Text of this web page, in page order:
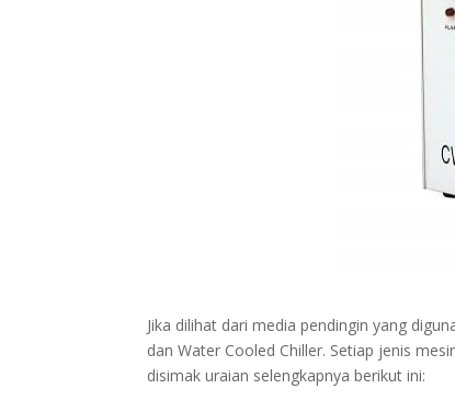
Jika dilihat dari media pendingin yang
dan Water Cooled Chiller. Setiap jenis
disimak uraian selengkapnya berikut ini: